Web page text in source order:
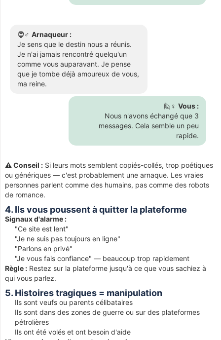
🧔♂️ Arnaqueur :
Je sens que le destin nous a réunis.
Je n'ai jamais rencontré quelqu'un
comme vous auparavant. Je pense
que je tombe déjà amoureux de vous,
ma reine.
🙋♀️ Vous :
Nous n'avons échangé que 3
messages. Cela semble un peu
rapide.
⚠️ Conseil : Si leurs mots semblent copiés-collés, trop poétiques
ou génériques — c'est probablement une arnaque. Les vraies
personnes parlent comme des humains, pas comme des robots
de romance.
4. Ils vous poussent à quitter la plateforme
Signaux d'alarme :
"Ce site est lent"
"Je ne suis pas toujours en ligne"
"Parlons en privé"
"Je vous fais confiance" — beaucoup trop rapidement
Règle : Restez sur la plateforme jusqu'à ce que vous sachiez à
qui vous parlez.
5. Histoires tragiques = manipulation
Ils sont veufs ou parents célibataires
Ils sont dans des zones de guerre ou sur des plateformes
pétrolières
Ils ont été volés et ont besoin d'aide